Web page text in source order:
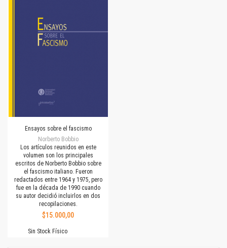
Ensayos sobre el fascismo
Norberto Bobbio
Los artículos reunidos en este
volumen son los principales
escritos de Norberto Bobbio sobre
el fascismo italiano. Fueron
redactados entre 1964 y 1975, pero
fue en la década de 1990 cuando
su autor decidió incluirlos en dos
recopilaciones.
$15.000,00
Sin Stock Físico